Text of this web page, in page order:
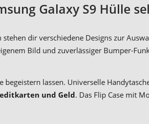
Galaxy S9 Hülle
stehen dir verschiedene Designs zur
Bild und zuverlässiger Bumper-
lassen. Universelle
und Geld. Das Flip Case mit